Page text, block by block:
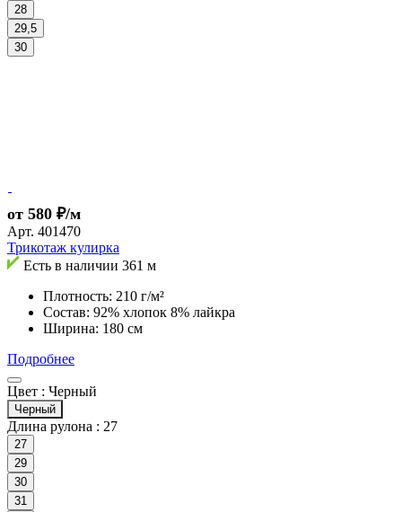
28
29,5
30
от 580 ₽/м
Арт. 401470
Трикотаж кулирка
Есть в наличии 361 м
Плотность: 210 г/м²
Состав: 92% хлопок 8% лайкра
Ширина: 180 см
Подробнее
Цвет : Черный
Черный
Длина рулона : 27
27
29
30
31